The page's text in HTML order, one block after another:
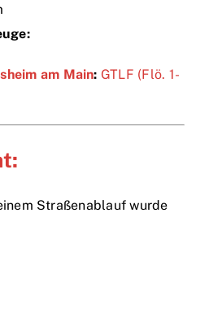
am Main: GTLF (Flö. 1-
Straßenablauf wurde